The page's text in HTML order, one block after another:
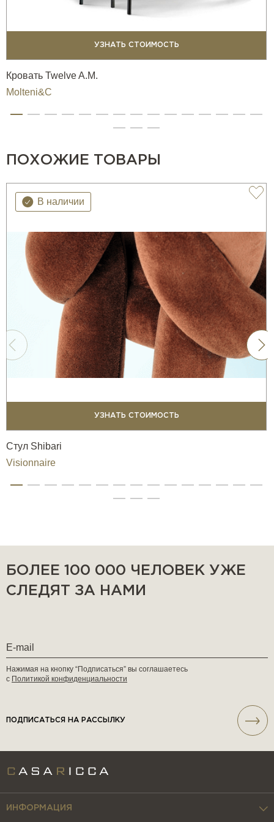
Сегодня оригинальные экземпляры этой модели —
Сам Джо Понти испытывал особую привязанность к
Round D.154.5 и часто включал его в интерьеры своих
архитектурных проектов.
Спустя более 60 лет кресло Round D.154.5 вновь
Molteni&C, реализованной в сотрудничестве с Gio Ponti
Для этого переиздания дизайнеры и исследователи
изучили оригинальные чертежи, архивные фотографии и
воссоздать кресло во всех деталях.
Современная версия Round D.154.5 включает:
— Каркас из многослойного ясеня, обеспечивающий
прочность и легкость конструкции.
— Ножки, выполненные в черном хромированном или
сатинированном латунном исполнении.
— Обивку из текстиля или кожи премиального качества
от Molteni&C.
УЗНАТЬ СТОИМОСТЬ
Кровать Twelve A.M.
Molteni&C
ПОХОЖИЕ ТОВАРЫ
В наличии
УЗНАТЬ СТОИМОСТЬ
Стул Shibari
Visionnaire
БОЛЕЕ 100 000 ЧЕЛОВЕК УЖЕ
СЛЕДЯТ ЗА НАМИ
Нажимая на кнопку “Подписаться” вы соглашаетесь
с Политикой конфиденциальности
ПОДПИСАТЬСЯ НА РАССЫЛКУ
ИНФОРМАЦИЯ